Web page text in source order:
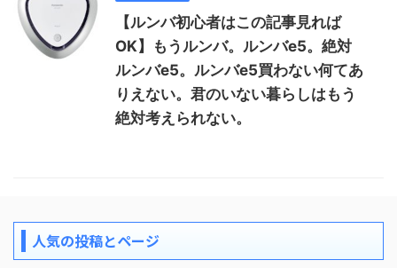
【ルンバ初心者はこの記事見れば
OK】もうルンバ。ルンバe5。絶対
ルンバe5。ルンバe5買わない何てあ
りえない。君のいない暮らしはもう
絶対考えられない。
人気の投稿とページ